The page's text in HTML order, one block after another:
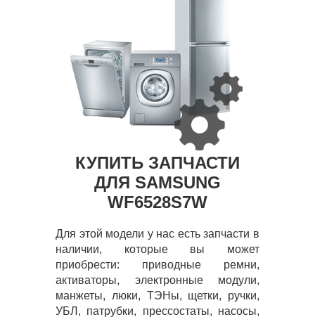
КУПИТЬ ЗАПЧАСТИ
ДЛЯ SAMSUNG
WF6528S7W
Для этой модели у нас есть запчасти в
наличии, которые вы может
приобрести: приводные ремни,
активаторы, электронные модули,
манжеты, люки, ТЭНы, щетки, ручки,
УБЛ, патрубки, прессостаты, насосы,